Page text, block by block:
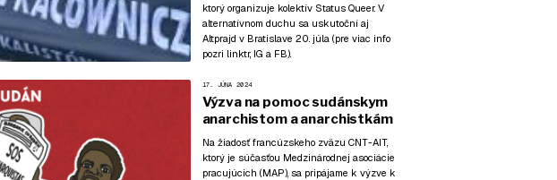
ktorý organizuje kolektív Status Queer. V
alternatívnom duchu sa uskutoční aj
Altprajd v Bratislave 20. júla (pre viac info
pozri linktr, IG a FB).
17. JÚNA 2024
Výzva na pomoc sudánskym
anarchistom a anarchistkám
Na žiadosť francúzskeho zväzu CNT-AIT,
ktorý je súčasťou Medzinárodnej asociácie
pracujúcich (MAP), sa pripájame k výzve k